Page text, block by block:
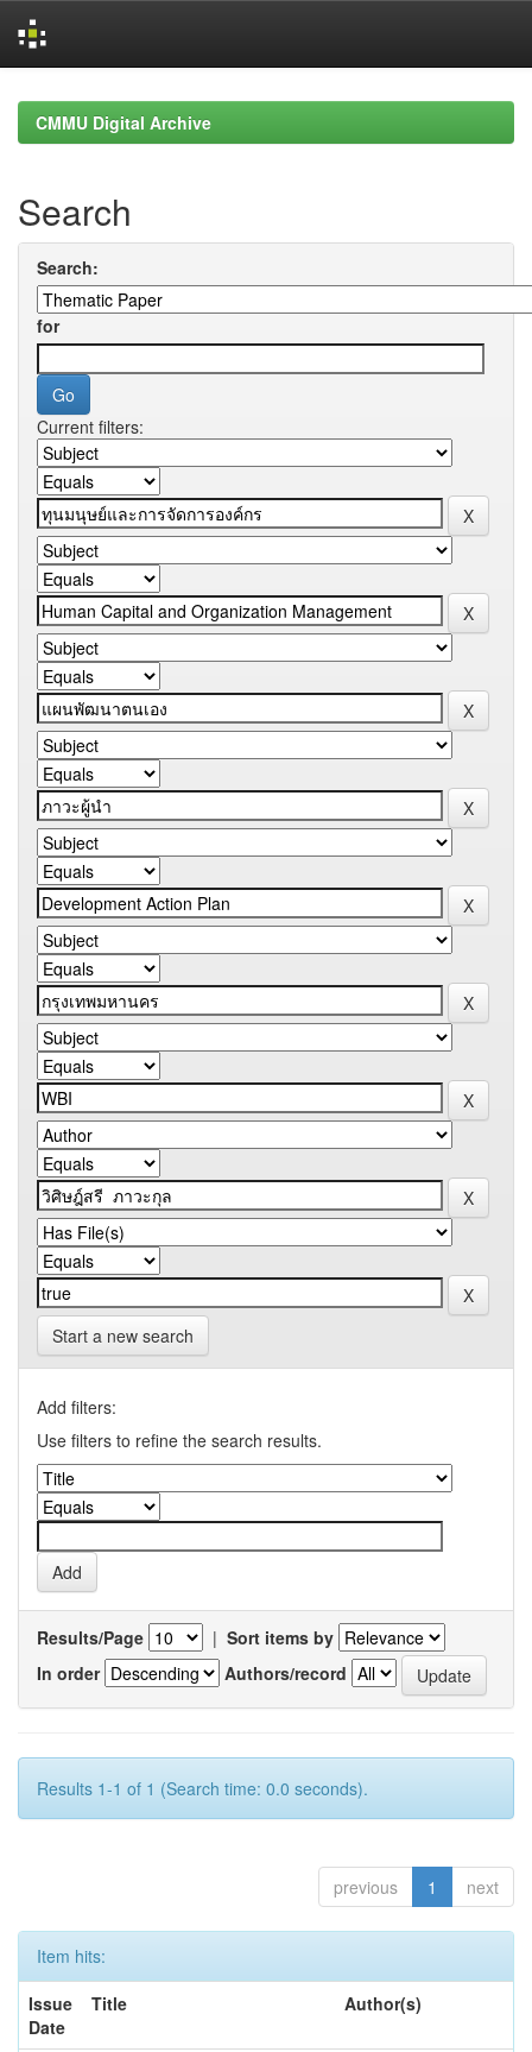
navigationCMMU Digital Archive
Search
Search:
for
Current filters:
Start a new search
Add filters:
Use filters to refine the search results.
Results/Page | Sort items by
In order
Authors/record
Results 1-1 of 1 (Search time: 0.0 seconds).
previous 1 next
Item hits:
Issue
Date
Title Author(s)